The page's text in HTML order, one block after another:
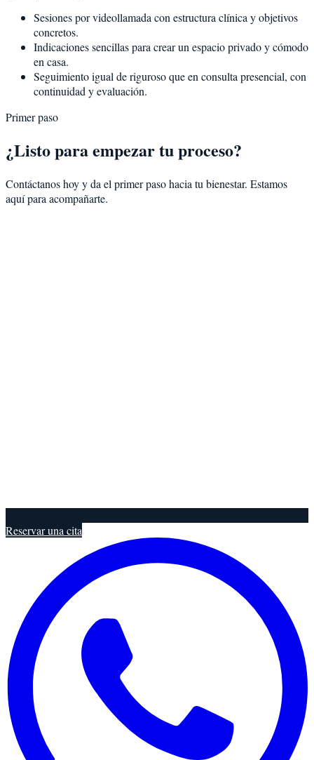
Sesiones por videollamada con estructura clínica y objetivos
concretos.
Indicaciones sencillas para crear un espacio privado y cómodo
en casa.
Seguimiento igual de riguroso que en consulta presencial, con
continuidad y evaluación.
Primer paso
¿Listo para empezar tu proceso?
Contáctanos hoy y da el primer paso hacia tu bienestar. Estamos
aquí para acompañarte.
Reservar una cita